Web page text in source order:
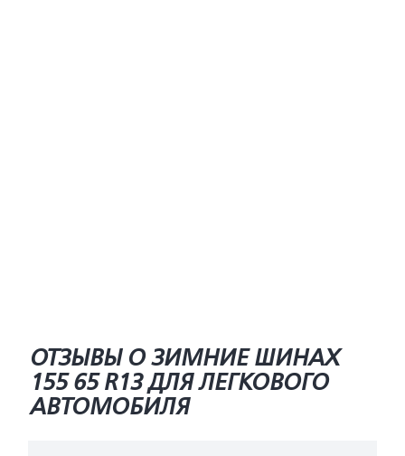
ОТЗЫВЫ О ЗИМНИЕ ШИНАХ
155 65 R13 ДЛЯ ЛЕГКОВОГО
АВТОМОБИЛЯ